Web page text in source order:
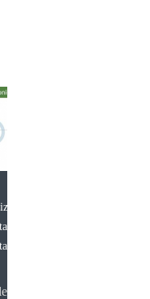
delle
è
di fatture